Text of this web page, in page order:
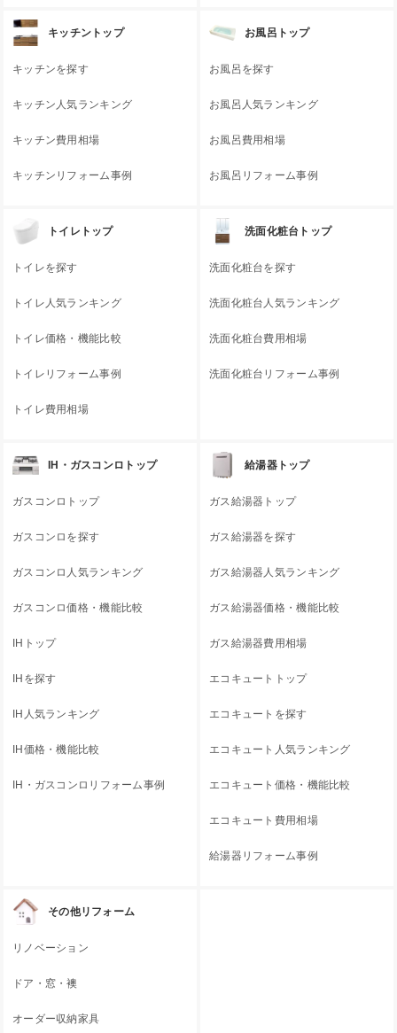
キッチントップ
キッチンを探す
キッチン人気ランキング
キッチン費用相場
キッチンリフォーム事例
お風呂トップ
お風呂を探す
お風呂人気ランキング
お風呂費用相場
お風呂リフォーム事例
トイレトップ
トイレを探す
トイレ人気ランキング
トイレ価格・機能比較
トイレリフォーム事例
トイレ費用相場
洗面化粧台トップ
洗面化粧台を探す
洗面化粧台人気ランキング
洗面化粧台費用相場
洗面化粧台リフォーム事例
IH・ガスコンロトップ
ガスコンロトップ
ガスコンロを探す
ガスコンロ人気ランキング
ガスコンロ価格・機能比較
IHトップ
IHを探す
IH人気ランキング
IH価格・機能比較
IH・ガスコンロリフォーム事例
給湯器トップ
ガス給湯器トップ
ガス給湯器を探す
ガス給湯器人気ランキング
ガス給湯器価格・機能比較
ガス給湯器費用相場
エコキュートトップ
エコキュートを探す
エコキュート人気ランキング
エコキュート価格・機能比較
エコキュート費用相場
給湯器リフォーム事例
その他リフォーム
リノベーション
ドア・窓・襖
オーダー収納家具